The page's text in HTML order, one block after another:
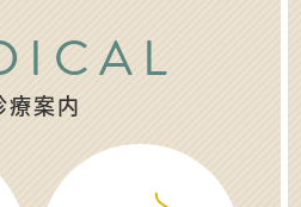
療案内